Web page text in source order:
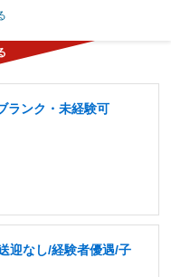
ランク・未経験可
迎なし/経験者優遇/子